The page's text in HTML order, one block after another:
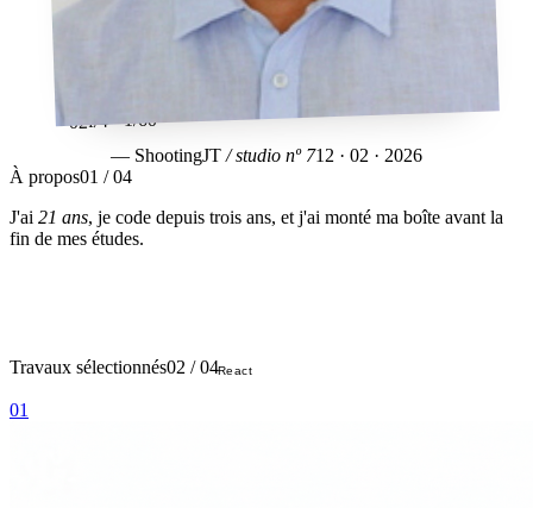
02f/4 · 1/60
— ShootingJT / studio nº 712 · 02 · 2026
À propos01 / 04
J'ai 21 ans, je code depuis trois ans, et j'ai monté ma boîte avant la
fin de mes études.
Travaux sélectionnés02 / 04
01
React